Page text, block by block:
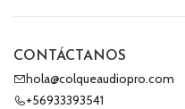
CONTÁCTANOS
hola@colqueaudiopro.com
+56933393541